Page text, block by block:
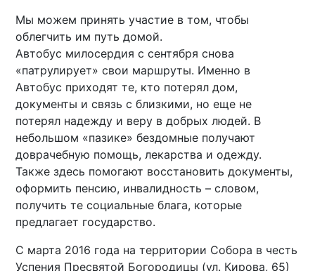
Мы можем принять участие в том, чтобы
облегчить им путь домой.
Автобус милосердия с сентября снова
«патрулирует» свои маршруты. Именно в
Автобус приходят те, кто потерял дом,
документы и связь с близкими, но еще не
потерял надежду и веру в добрых людей. В
небольшом «пазике» бездомные получают
доврачебную помощь, лекарства и одежду.
Также здесь помогают восстановить документы,
оформить пенсию, инвалидность – словом,
получить те социальные блага, которые
предлагает государство.
С марта 2016 года на территории Собора в честь
Успения Пресвятой Богородицы (ул. Кирова, 65)